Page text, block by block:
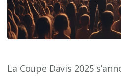
La Coupe Davis 2025